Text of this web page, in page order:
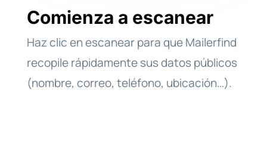
Comienza a escanear
Haz clic en escanear para que Mailerfind
recopile rápidamente sus datos públicos
(nombre, correo, teléfono, ubicación…).